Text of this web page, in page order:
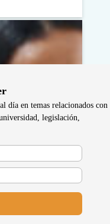
comunitaria y
día en temas relacionados con
legislación,